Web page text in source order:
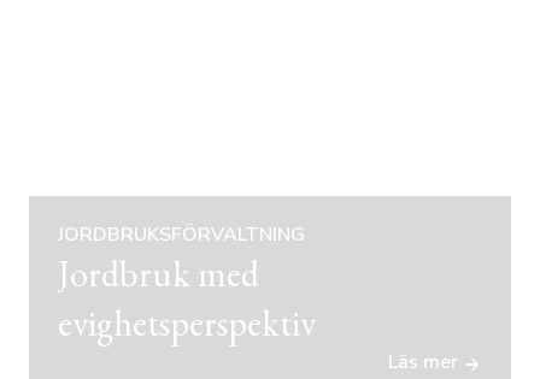
JORDBRUKSFÖRVALTNING
Jordbruk med
evighetsperspektiv
Läs mer